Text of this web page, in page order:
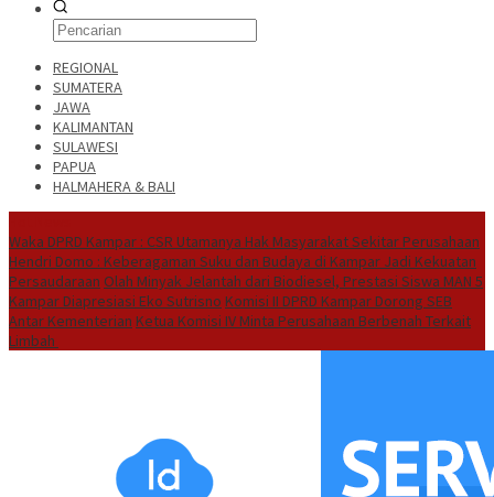
REGIONAL
SUMATERA
JAWA
KALIMANTAN
SULAWESI
PAPUA
HALMAHERA & BALI
Waka DPRD Kampar : CSR Utamanya Hak Masyarakat Sekitar Perusahaan
Hendri Domo : Keberagaman Suku dan Budaya di Kampar Jadi Kekuatan
Persaudaraan Olah Minyak Jelantah dari Biodiesel, Prestasi Siswa MAN 5
Kampar Diapresiasi Eko Sutrisno Komisi II DPRD Kampar Dorong SEB
Antar Kementerian Ketua Komisi IV Minta Perusahaan Berbenah Terkait
Limbah